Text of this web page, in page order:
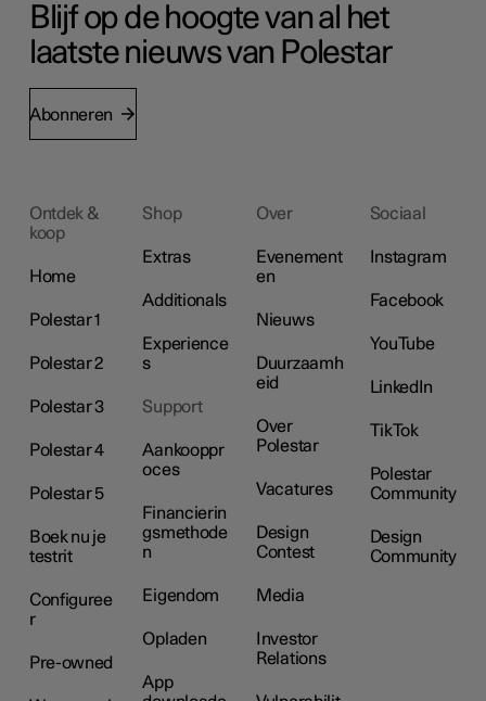
Blijf op de hoogte van al het
laatste nieuws van Polestar
Abonneren
Ontdek &
koop
Home
Polestar 1
Polestar 2
Polestar 3
Polestar 4
Polestar 5
Boek nu je
testrit
Configuree
r
Pre-owned
Shop
Extras
Additionals
Experience
s
Support
Aankooppr
oces
Financierin
gsmethode
n
Eigendom
Opladen
App
Over
Evenement
en
Nieuws
Duurzaamh
eid
Over
Polestar
Vacatures
Design
Contest
Media
Investor
Relations
Sociaal
Instagram
Facebook
YouTube
LinkedIn
TikTok
Polestar
Community
Design
Community